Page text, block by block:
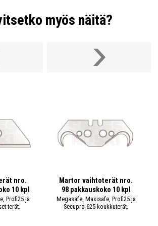
myös näitä?
nro.
10 kpl
Profi25 ja
terät.
Martor vaihtoterät nro.
98 pakkauskoko 10 kpl
Megasafe, Maxisafe, Profi25 ja
Secupro 625 koukkuterät.